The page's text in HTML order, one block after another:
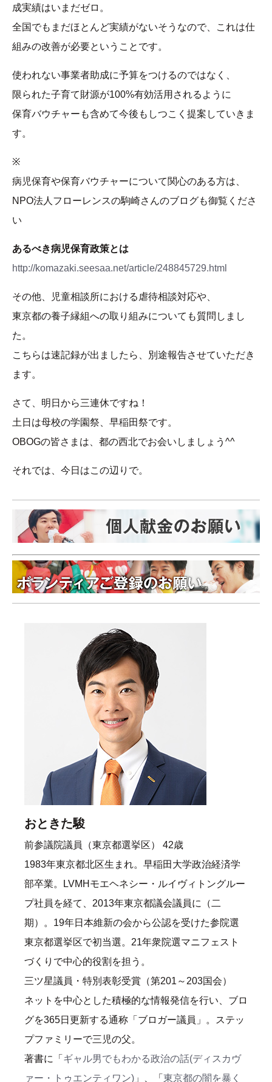
成実績はいまだゼロ。
全国でもまだほとんど実績がないそうなので、これは仕
組みの改善が必要ということです。
使われない事業者助成に予算をつけるのではなく、
限られた子育て財源が100%有効活用されるように
保育バウチャーも含めて今後もしつこく提案していきま
す。
※
病児保育や保育バウチャーについて関心のある方は、
NPO法人フローレンスの駒崎さんのブログも御覧くださ
い
あるべき病児保育政策とは
http://komazaki.seesaa.net/article/248845729.html
その他、児童相談所における虐待相談対応や、
東京都の養子縁組への取り組みについても質問しまし
た。
こちらは速記録が出ましたら、別途報告させていただき
ます。
さて、明日から三連休ですね！
土日は母校の学園祭、早稲田祭です。
OBOGの皆さまは、都の西北でお会いしましょう^^
それでは、今日はこの辺りで。
おときた駿
前参議院議員（東京都選挙区） 42歳
1983年東京都北区生まれ。早稲田大学政治経済学
部卒業。LVMHモエヘネシー・ルイヴィトングルー
プ社員を経て、2013年東京都議会議員に（二
期）。19年日本維新の会から公認を受けた参院選
東京都選挙区で初当選。21年衆院選マニフェスト
づくりで中心的役割を担う。
三ツ星議員・特別表彰受賞（第201～203国会）
ネットを中心とした積極的な情報発信を行い、ブロ
グを365日更新する通称「ブロガー議員」。ステッ
プファミリーで三児の父。
著書に「 ギャル男でもわかる政治の話(ディスカヴ
ァー・トゥエンティワン) 」、「 東京都の闇を暴く